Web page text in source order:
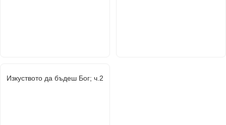
Изкуството да бъдеш Бог; ч.2